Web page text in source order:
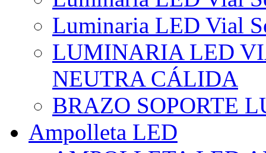
Luminaria LED Vial
LUMINARIA LED
NEUTRA CÁLIDA
BRAZO SOPORTE
Ampolleta LED